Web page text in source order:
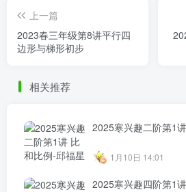
上一篇
2023春三年级第8讲平行四
边形与梯形初步
相关推荐
2025寒兴趣二阶第1
1月10日 14:01
2025寒兴趣四阶第1